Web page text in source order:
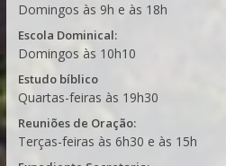
Domingos às 9h e às 18h
Escola Dominical:
Domingos às 10h10
Estudo bíblico
Quartas-feiras às 19h30
Reuniões de Oração:
Terças-feiras às 6h30 e às 15h